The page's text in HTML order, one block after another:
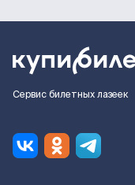
Сервис билетных лазеек